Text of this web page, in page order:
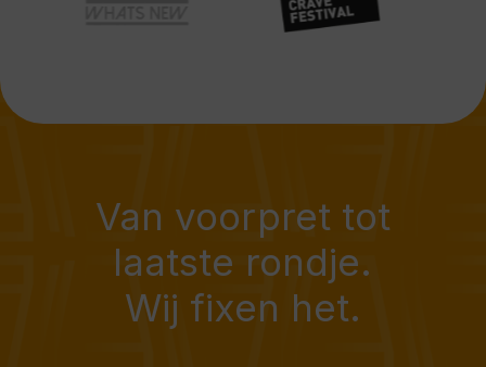
Van voorpret tot
laatste rondje.
Wij fixen het.